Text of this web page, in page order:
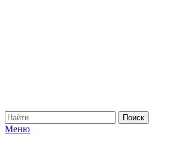
Меню